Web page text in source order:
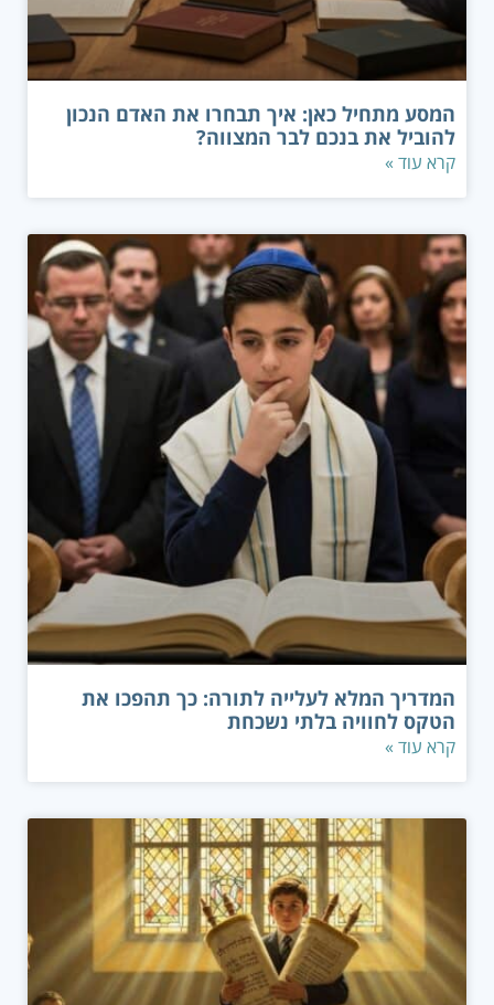
המסע מתחיל כאן: איך תבחרו את האדם הנכון
להוביל את בנכם לבר המצווה?
קרא עוד »
המדריך המלא לעלייה לתורה: כך תהפכו את
הטקס לחוויה בלתי נשכחת
קרא עוד »